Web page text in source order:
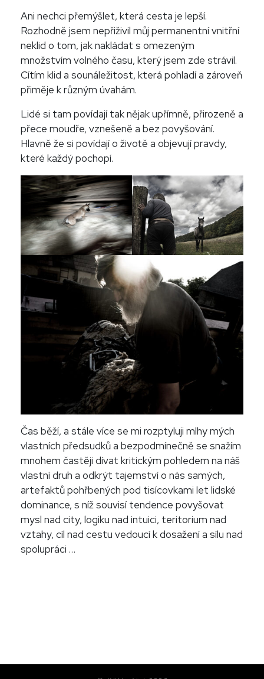
Ani nechci přemýšlet, která cesta je lepší.
Rozhodně jsem nepřiživil můj permanentní vnitřní
neklid o tom, jak nakládat s omezeným
množstvím volného času, který jsem zde strávil.
Cítím klid a sounáležitost, která pohladí a zároveň
přiměje k různým úvahám.
Lidé si tam povídají tak nějak upřímně, přirozeně a
přece moudře, vznešeně a bez povyšování.
Hlavně že si povídají o životě a objevují pravdy,
které každý pochopí.
Čas běží, a stále více se mi rozptyluji mlhy mých
vlastních předsudků a bezpodmínečně se snažím
mnohem častěji dívat kritickým pohledem na náš
vlastní druh a odkrýt tajemství o nás samých,
artefaktů pohřbených pod tisícovkami let lidské
dominance, s níž souvisí tendence povyšovat
mysl nad city, logiku nad intuici, teritorium nad
vztahy, cíl nad cestu vedoucí k dosažení a sílu nad
spolupráci …